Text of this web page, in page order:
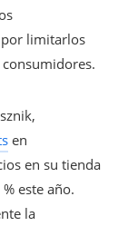
por limitarlos
en
en su tienda
este año.
la